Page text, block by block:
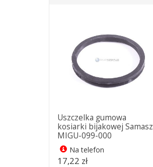
Uszczelka gumowa
kosiarki bijakowej Samasz
MIGU-099-000
Na telefon
17,22 zł